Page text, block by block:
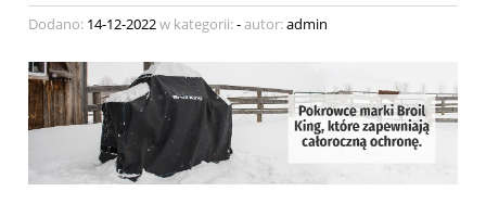
Dodano: 14-12-2022w kategorii:-autor:admin